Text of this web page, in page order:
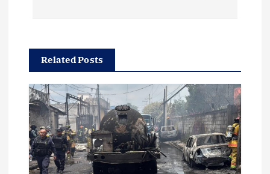
a
c
ó
n
Related Posts